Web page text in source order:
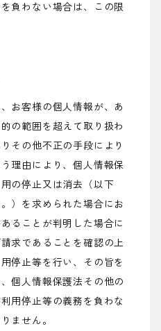
負わない場合は、この限
お客様の個人情報が、あ
の範囲を超えて取り扱わ
その他不正の手段により
理由により、個人情報保
の停止又は消去（以下
）を求められた場合にお
ることが判明した場合に
求であることを確認の上
停止等を行い、その旨を
個人情報保護法その他の
用停止等の義務を負わな
ません。